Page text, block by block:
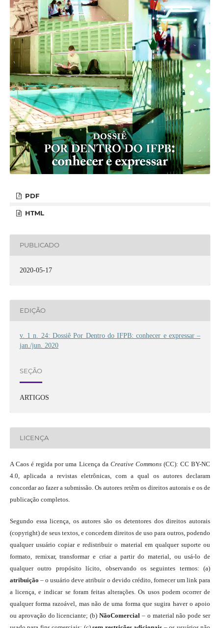
PDF
HTML
PUBLICADO
2020-05-17
EDIÇÃO
v. 1 n. 24: Dossiê Por Dentro do IFPB: conhecer e expressar –
jan./jun. 2020
SEÇÃO
ARTIGOS
LICENÇA
A Caos é regida por uma Licença da Creative Commons(CC): CC BY-NC
4.0, aplicada a revistas eletrônicas, com a qual os autores declaram
concordar ao fazer a submissão. Os autores retêm os direitos autorais e os de
publicação completos.
Segundo essa licença, os autores são os detentores dos direitos autorais
(copyright) de seus textos, e concedem direitos de uso para outros, podendo
qualquer usuário copiar e redistribuir o material em qualquer suporte ou
formato, remixar, transformar e criar a partir do material, ou usá-lo de
qualquer outro propósito lícito, observando os seguintes termos: (a)
atribuição – o usuário deve atribuir o devido crédito, fornecer um link para
a licença, e indicar se foram feitas alterações. Os usos podem ocorrer de
qualquer forma razoável, mas não de uma forma que sugira haver o apoio
ou aprovação do licenciante; (b)NãoComercial – o material não pode ser